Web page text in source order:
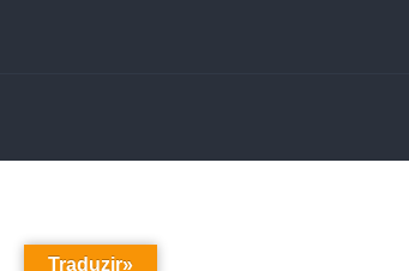
Traduzir»